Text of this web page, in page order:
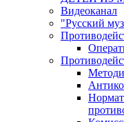
Видеоканал
"Русский